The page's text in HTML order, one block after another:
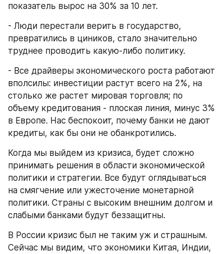
показатель вырос на 30% за 10 лет.
- Люди перестали верить в государство,
превратились в циников, стало значительно
труднее проводить какую-либо политику.
- Все драйверы экономического роста работают
вполсилы: инвестиции растут всего на 2%, на
столько же растет мировая торговля; по
объему кредитования - плоская линия, минус 3%
в Европе. Нас беспокоит, почему банки не дают
кредиты, как бы они не обанкротились.
Когда мы выйдем из кризиса, будет сложно
принимать решения в области экономической
политики и стратегии. Все будут оглядываться
на смягчение или ужесточение монетарной
политики. Страны с высоким внешним долгом и
слабыми банками будут беззащитны.
В России кризис был не таким уж и страшным.
Сейчас мы видим, что экономики Китая, Индии,